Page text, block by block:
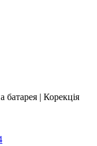
батарея | Корекція